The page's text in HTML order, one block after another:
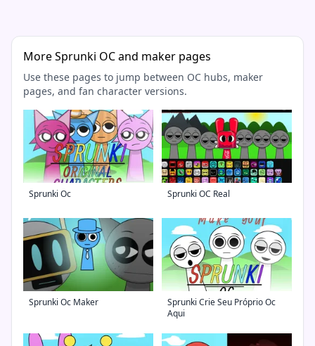
More Sprunki OC and maker pages
Use these pages to jump between OC hubs, maker
pages, and fan character versions.
Sprunki Oc Sprunki OC Real
Sprunki Oc Maker
Sprunki Crie Seu Próprio Oc
Aqui